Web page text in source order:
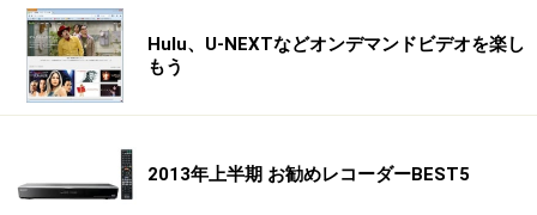
Hulu、U-NEXTなどオンデマンドビデオを楽し
もう
2013年上半期 お勧めレコーダーBEST5